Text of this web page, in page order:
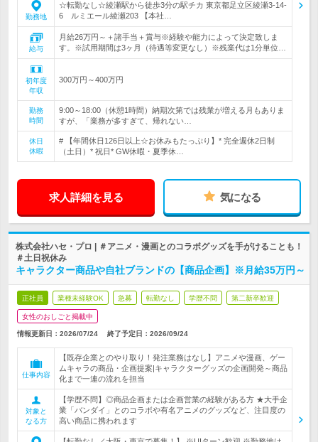
勤務地
☆転勤なし☆綾瀬駅から徒歩3分の駅チカ 東京都足立区綾瀬3-14-
6 ルミエール綾瀬203 【本社…
給与
月給26万円～＋諸手当＋賞与※経験や能力によって決定致しま
す。※試用期間は3ヶ月（待遇等変更なし）※残業代は1分単位…
初年度
年収
300万円～400万円
勤務
時間
9:00～18:00（休憩1時間）納期次第では残業が増える月もありま
すが、「業務が多すぎて、帰れない…
休日
休暇
# 【年間休日126日以上☆お休みもたっぷり】* 完全週休2日制
（土日）* 祝日* GW休暇・夏季休…
求人詳細を見る 気になる
株式会社ハセ・プロ | ＃アニメ・漫画とのコラボグッズを手がけることも！
＃土日祝休み
キャラクター商品や自社ブランドの【商品企画】※月給35万円～
正社員 業種未経験OK 急募 転勤なし 学歴不問 第二新卒歓迎
女性のおしごと掲載中
情報更新日：2026/07/24 終了予定日： 2026/09/24
仕事内容
【既存企業とのやり取り！発注業務はなし】アニメや漫画、ゲー
ムキャラの商品・企画提案|キャラクターグッズの企画開発～商品
化まで一連の流れを担当
対象と
なる方
【学歴不問】◎商品企画または企画営業の経験がある方 ★大手企
業「バンダイ」とのコラボや有名アニメのグッズなど、注目度の
高い商品に携われます